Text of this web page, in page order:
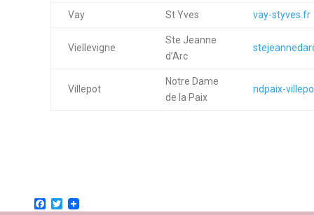
Vay St Yves vay-styves.fr
Viellevigne
Ste Jeanne
d’Arc
Villepot
Notre Dame
de la Paix
ndpaix-
Facebook
Twitter